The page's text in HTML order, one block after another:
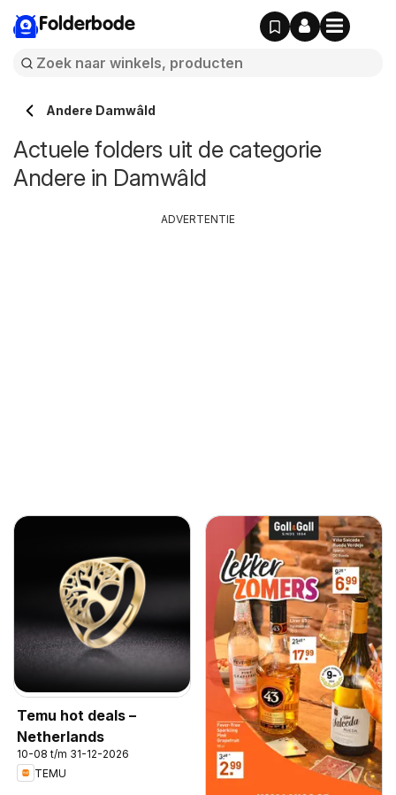
Folderbode
Andere Damwâld
Actuele folders uit de categorie
Andere in Damwâld
Temu hot deals –
Netherlands
10-08 t/m 31-12-2026
TEMU
ADVERTENTIE